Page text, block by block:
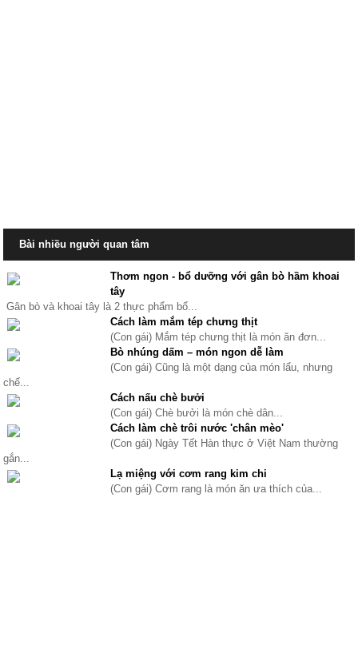
Bài nhiều người quan tâm
Thơm ngon - bổ dưỡng với gân bò hầm khoai
tây
Gân bò và khoai tây là 2 thực phẩm bổ...
Cách làm mắm tép chưng thịt
(Con gái) Mắm tép chưng thịt là món ăn đơn...
Bò nhúng dấm – món ngon dễ làm
(Con gái) Cũng là một dạng của món lẩu, nhưng
chế...
Cách nấu chè bưởi
(Con gái) Chè bưởi là món chè dân...
Cách làm chè trôi nước 'chân mèo'
(Con gái) Ngày Tết Hàn thực ở Việt Nam thường
gắn...
Lạ miệng với cơm rang kim chi
(Con gái) Cơm rang là món ăn ưa thích của...